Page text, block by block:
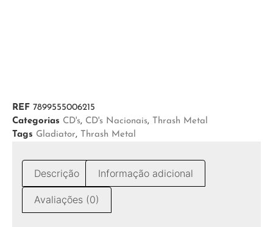
REF 7899555006215
Categorias CD's, CD's Nacionais, Thrash Metal
Tags Gladiator, Thrash Metal
Descrição Informação adicional
Avaliações (0)